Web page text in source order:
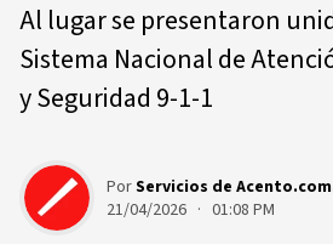
Al lugar se presentaron
Sistema Nacional de
y Seguridad 9-1-1
PorServicios de
21/04/2026 · 01:08 PM